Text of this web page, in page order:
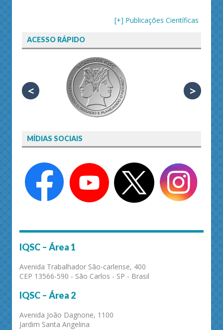
[+] Publicações Científicas
ACESSO RÁPIDO
< >
MÍDIAS SOCIAIS
IQSC – Área 1
Avenida Trabalhador São-carlense, 400
CEP 13566-590 - São Carlos - SP - Brasil
IQSC – Área 2
Avenida João Dagnone, 1100
Jardim Santa Angelina